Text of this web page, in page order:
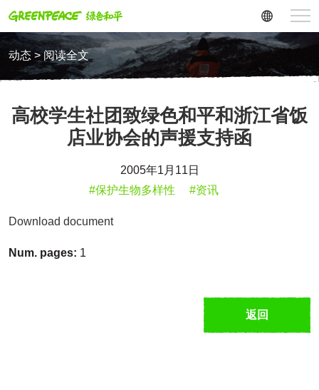
动态 > 阅读全文
高校学生社团致绿色和平和浙江省饭
店业协会的声援支持函
2005年1月11日
#保护生物多样性
#资讯
Download document
Num. pages: 1
返回